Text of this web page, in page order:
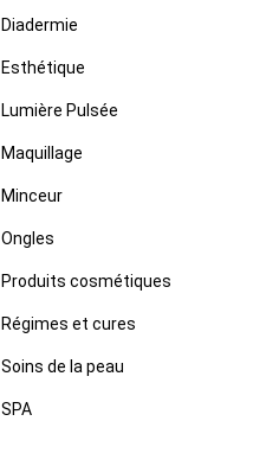
Diadermie
Esthétique
Lumière Pulsée
Maquillage
Minceur
Ongles
Produits cosmétiques
Régimes et cures
Soins de la peau
SPA